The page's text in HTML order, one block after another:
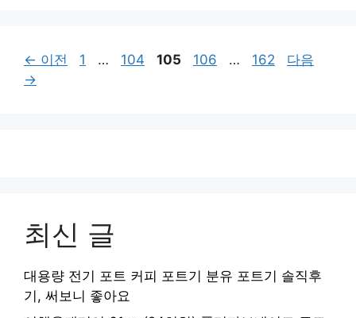
← 이전
페
1 …
페
104
페
105
페
106 …
페
162
다음
→
최신 글
대용량 전기 포트 커피 포트기 분유 포트기 솔직후
기, 써보니 좋아요